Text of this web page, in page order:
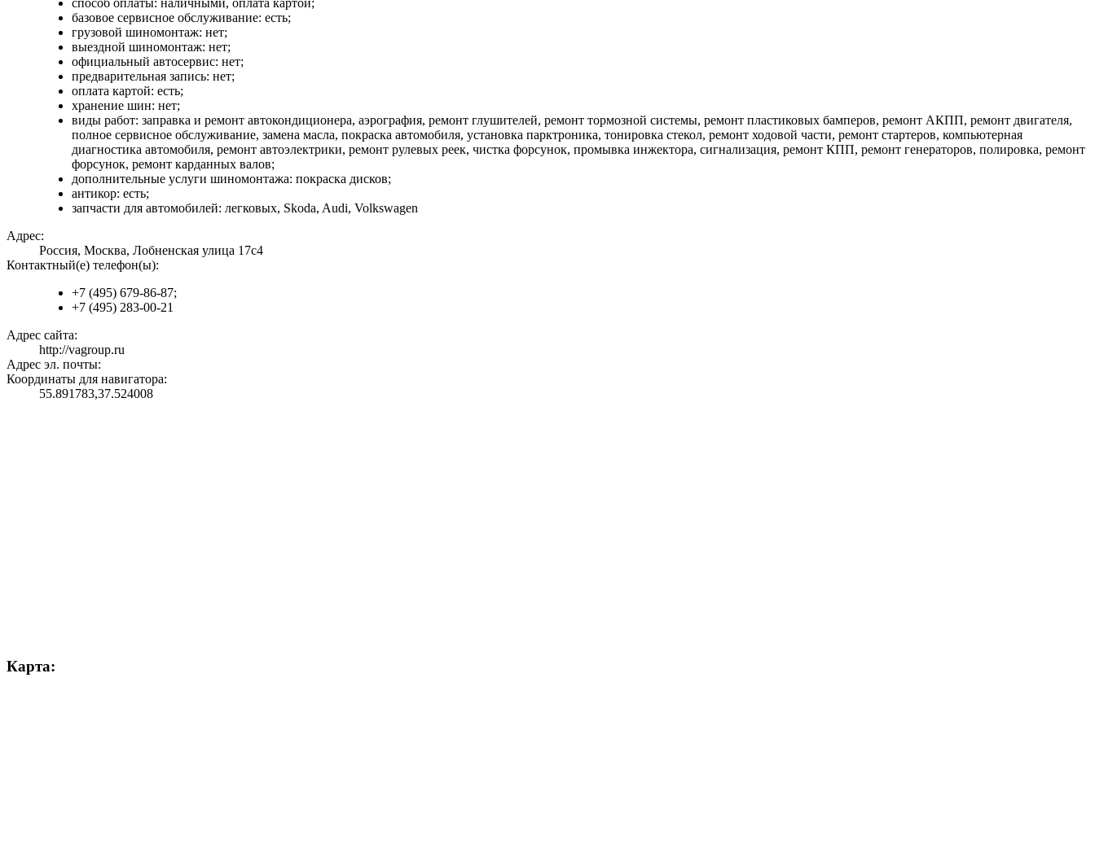
базовое сервисное обслуживание: есть;
грузовой шиномонтаж: нет;
выездной шиномонтаж: нет;
официальный автосервис: нет;
предварительная запись: нет;
оплата картой: есть;
хранение шин: нет;
виды работ: заправка и ремонт автокондиционера, аэрография, ремонт глушителей, ремонт тормозной системы, ремонт пластиковых бамперов, ремонт АКПП, ремонт двигателя,
полное сервисное обслуживание, замена масла, покраска автомобиля, установка парктроника, тонировка стекол, ремонт ходовой части, ремонт стартеров, компьютерная
диагностика автомобиля, ремонт автоэлектрики, ремонт рулевых реек, чистка форсунок, промывка инжектора, сигнализация, ремонт КПП, ремонт генераторов, полировка, ремонт
форсунок, ремонт карданных валов;
дополнительные услуги шиномонтажа: покраска дисков;
антикор: есть;
запчасти для автомобилей: легковых, Skoda, Audi, Volkswagen
Адрес:
Россия, Москва, Лобненская улица 17с4
Контактный(е) телефон(ы):
+7 (495) 679-86-87;
+7 (495) 283-00-21
Адрес сайта:
http://vagroup.ru
Адрес эл. почты:
Координаты для навигатора:
55.891783,37.524008
Карта: